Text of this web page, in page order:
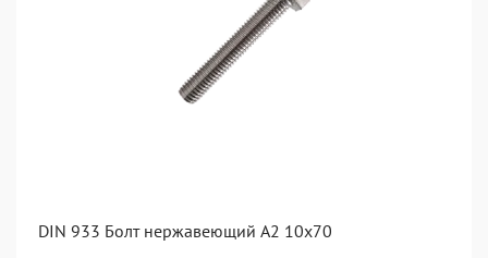
DIN 933 Болт нержавеющий А2 10х70